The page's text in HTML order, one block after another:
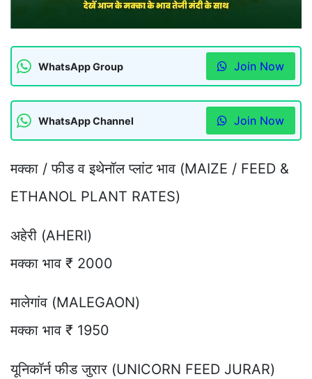
WhatsApp Group Join Now
WhatsApp Channel Join Now
मक्का / फीड व इथेनॉल प्लांट भाव (MAIZE / FEED &
ETHANOL PLANT RATES)
अहेरी (AHERI)
मक्का भाव ₹ 2000
मालेगांव (MALEGAON)
मक्का भाव ₹ 1950
यूनिकॉर्न फीड जुरार (UNICORN FEED JURAR)